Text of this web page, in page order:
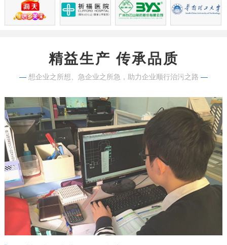
精益生产 传承品质
— 想企业之所想、急企业之所急，助力企业顺行治污之路 —